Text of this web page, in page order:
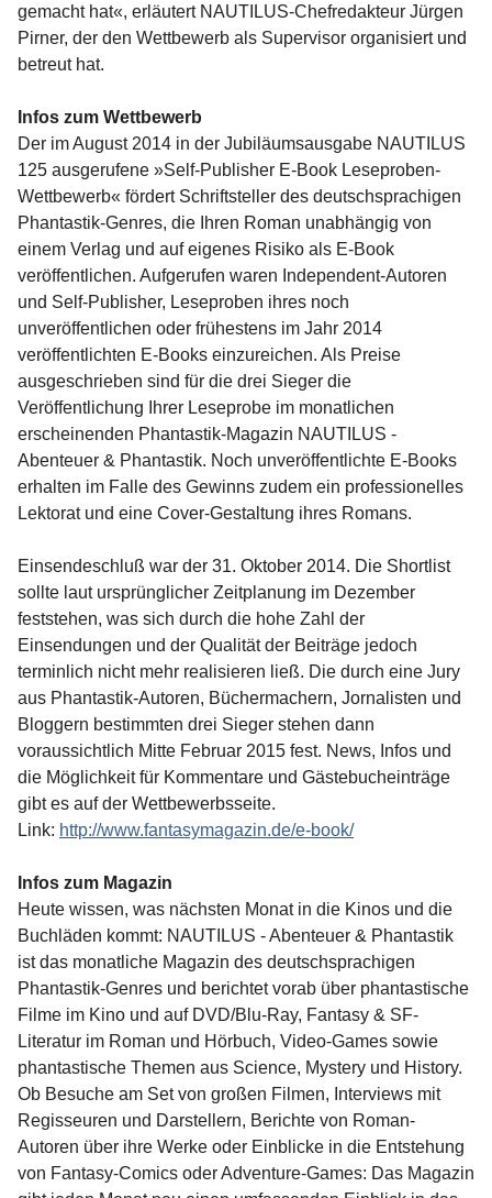
gemacht hat«, erläutert NAUTILUS-Chefredakteur Jürgen
Pirner, der den Wettbewerb als Supervisor organisiert und
betreut hat.
Infos zum Wettbewerb
Der im August 2014 in der Jubiläumsausgabe NAUTILUS
125 ausgerufene »Self-Publisher E-Book Leseproben-
Wettbewerb« fördert Schriftsteller des deutschsprachigen
Phantastik-Genres, die Ihren Roman unabhängig von
einem Verlag und auf eigenes Risiko als E-Book
veröffentlichen. Aufgerufen waren Independent-Autoren
und Self-Publisher, Leseproben ihres noch
unveröffentlichen oder frühestens im Jahr 2014
veröffentlichten E-Books einzureichen. Als Preise
ausgeschrieben sind für die drei Sieger die
Veröffentlichung Ihrer Leseprobe im monatlichen
erscheinenden Phantastik-Magazin NAUTILUS -
Abenteuer & Phantastik. Noch unveröffentlichte E-Books
erhalten im Falle des Gewinns zudem ein professionelles
Lektorat und eine Cover-Gestaltung ihres Romans.
Einsendeschluß war der 31. Oktober 2014. Die Shortlist
sollte laut ursprünglicher Zeitplanung im Dezember
feststehen, was sich durch die hohe Zahl der
Einsendungen und der Qualität der Beiträge jedoch
terminlich nicht mehr realisieren ließ. Die durch eine Jury
aus Phantastik-Autoren, Büchermachern, Jornalisten und
Bloggern bestimmten drei Sieger stehen dann
voraussichtlich Mitte Februar 2015 fest. News, Infos und
die Möglichkeit für Kommentare und Gästebucheinträge
gibt es auf der Wettbewerbsseite.
Link: http://www.fantasymagazin.de/e-book/
Infos zum Magazin
Heute wissen, was nächsten Monat in die Kinos und die
Buchläden kommt: NAUTILUS - Abenteuer & Phantastik
ist das monatliche Magazin des deutschsprachigen
Phantastik-Genres und berichtet vorab über phantastische
Filme im Kino und auf DVD/Blu-Ray, Fantasy & SF-
Literatur im Roman und Hörbuch, Video-Games sowie
phantastische Themen aus Science, Mystery und History.
Ob Besuche am Set von großen Filmen, Interviews mit
Regisseuren und Darstellern, Berichte von Roman-
Autoren über ihre Werke oder Einblicke in die Entstehung
von Fantasy-Comics oder Adventure-Games: Das Magazin